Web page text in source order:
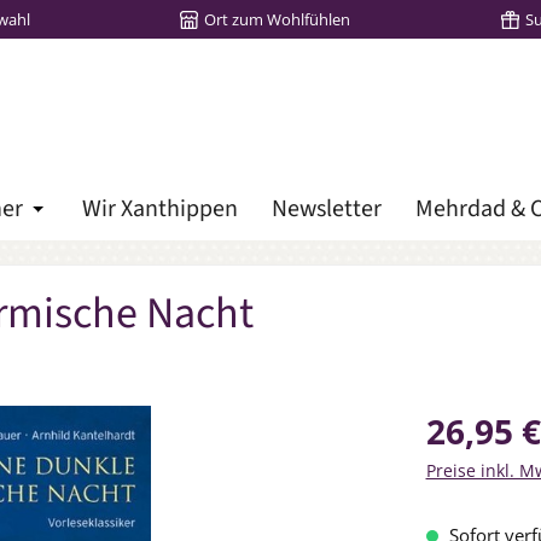
Ort zum Wohlfühlen
Öffne oder Schließe das Dropdown der Kategorie
Wir Xanthippen Newsletter Mehrdad &
Nacht
Regulärer
26,95 €
Preise inkl.
Sofort